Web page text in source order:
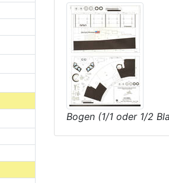
Bogen (1/1 oder 1/2